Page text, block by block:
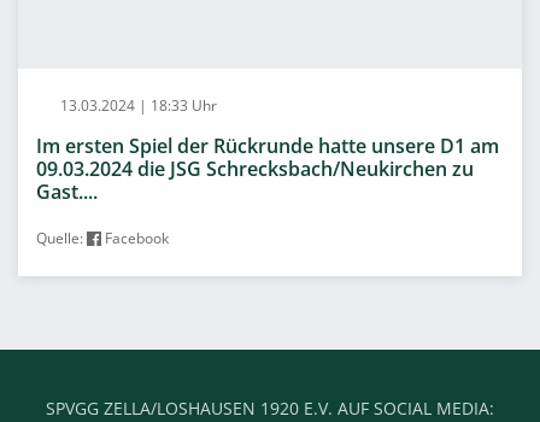
13.03.2024 | 18:33 Uhr
Im ersten Spiel der Rückrunde hatte unsere D1 am
09.03.2024 die JSG Schrecksbach/Neukirchen zu
Gast....
Quelle: Facebook
SPVGG ZELLA/LOSHAUSEN 1920 E.V. AUF SOCIAL MEDIA: